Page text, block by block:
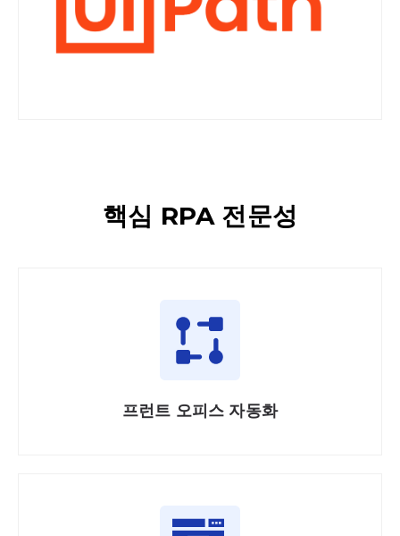
핵심 RPA 전문성
프런트 오피스 자동화